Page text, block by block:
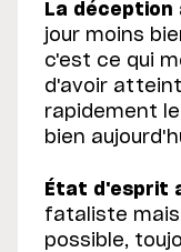
La déception
jour moins
c'est ce qui
d'avoir
rapidement
bien
État d'esprit
fataliste
possible,